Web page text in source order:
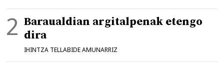
Baraualdian argitalpenak etengo
dira
IHINTZA TELLABIDE AMUNARRIZ